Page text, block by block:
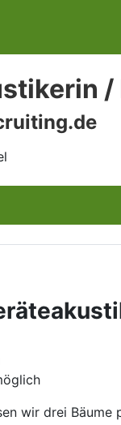
wir drei Bäume